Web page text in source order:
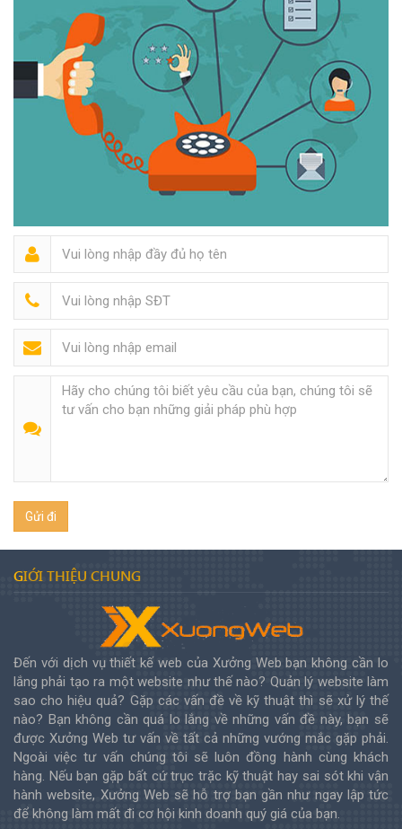
GIỚI THIỆU CHUNG
Đến với dịch vụ thiết kế web của Xưởng Web bạn không cần lo
lắng phải tạo ra một website như thế nào? Quản lý website làm
sao cho hiệu quả? Gặp các vấn đề về kỹ thuật thì sẽ xử lý thế
nào? Bạn không cần quá lo lắng về những vấn đề này, bạn sẽ
được Xưởng Web tư vấn về tất cả những vướng mắc gặp phải.
Ngoài việc tư vấn chúng tôi sẽ luôn đồng hành cùng khách
hàng. Nếu bạn gặp bất cứ trục trặc kỹ thuật hay sai sót khi vận
hành website, Xưởng Web sẽ hỗ trợ bạn gần như ngay lập tức
để không làm mất đi cơ hội kinh doanh quý giá của bạn.